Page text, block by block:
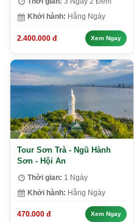
Khởi hành: Hằng Ngày
2.400.000 đ Xem Ngay
Tour Sơn Trà - Ngũ Hành
Sơn - Hội An
Thời gian: 1 Ngày
Khởi hành: Hằng Ngày
470.000 đ Xem Ngay